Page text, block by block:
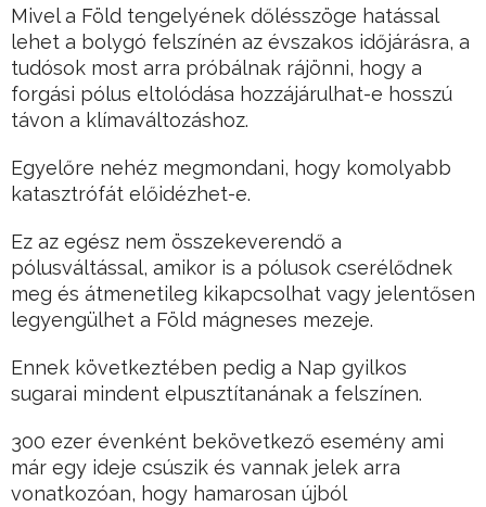
Mivel a Föld tengelyének dőlésszöge hatással
lehet a bolygó felszínén az évszakos időjárásra, a
tudósok most arra próbálnak rájönni, hogy a
forgási pólus eltolódása hozzájárulhat-e hosszú
távon a klímaváltozáshoz.
Egyelőre nehéz megmondani, hogy komolyabb
katasztrófát előidézhet-e.
Ez az egész nem összekeverendő a
pólusváltással, amikor is a pólusok cserélődnek
meg és átmenetileg kikapcsolhat vagy jelentősen
legyengülhet a Föld mágneses mezeje.
Ennek következtében pedig a Nap gyilkos
sugarai mindent elpusztítanának a felszínen.
300 ezer évenként bekövetkező esemény ami
már egy ideje csúszik és vannak jelek arra
vonatkozóan, hogy hamarosan újból